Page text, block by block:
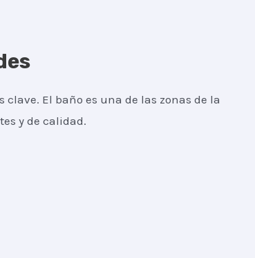
El baño es una de las zonas de la
y de calidad.